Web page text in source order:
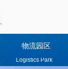
物流园区
Logistics Park